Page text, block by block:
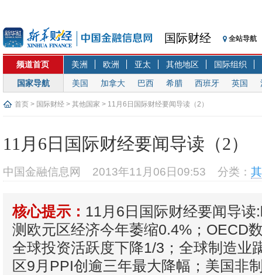
国际财经 全站导航
频道首页 美洲 欧洲 亚太 其他地区
国际组织
国家导航
美国 加拿大 巴西 希腊 西班牙 英国
首页 > 国际财经 > 其他国家 > 11月6日国际财经要闻导读（2）
11月6日国际财经要闻导读（2）
中国金融信息网 2013年11月06日09:53 分类：
核心提示： 11月6日国际财经要闻导读
测欧元区经济今年萎缩0.4%；OECD
全球投资活跃度下降1/3；全球制造业
区9月PPI创逾三年最大降幅；美国非